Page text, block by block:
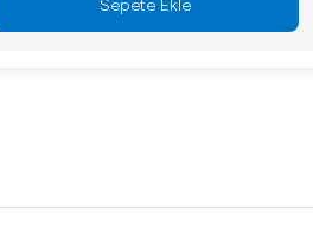
Sepete Ekle